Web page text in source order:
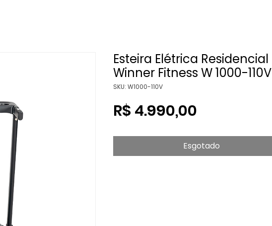
Esteira Elétrica Residencial
Winner Fitness W 1000-110V
SKU: W1000-110V
R$ 4.990,00
Esgotado